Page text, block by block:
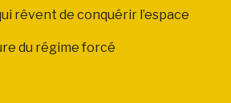
rêvent de conquérir l’espace
du régime forcé